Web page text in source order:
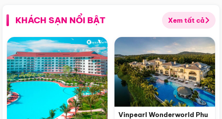
KHÁCH SẠN NỔI BẬT Xem tất cả
Vinpearl Wonderworld Phu